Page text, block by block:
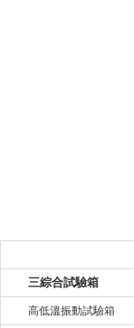
三綜合試驗箱
高低溫振動試驗箱